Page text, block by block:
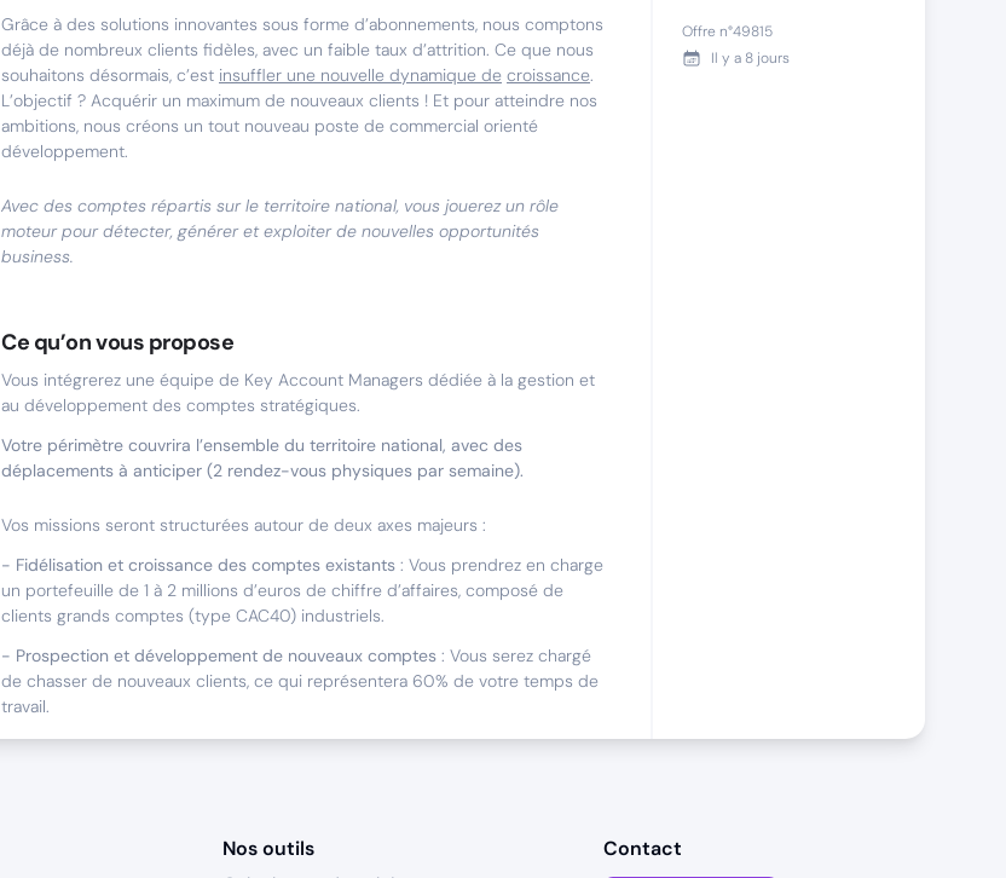
Grâce à des solutions innovantes sous forme d’abonnements, nous comptons
déjà de nombreux clients fidèles, avec un faible taux d’attrition. Ce que nous
souhaitons désormais, c’est insuffler une nouvelle dynamique de croissance.
L’objectif ? Acquérir un maximum de nouveaux clients ! Et pour atteindre nos
ambitions, nous créons un tout nouveau poste de commercial orienté
développement.
Avec des comptes répartis sur le territoire national, vous jouerez un rôle
moteur pour détecter, générer et exploiter de nouvelles opportunités
business.
Ce qu’on vous propose
Vous intégrerez une équipe de Key Account Managers dédiée à la gestion et
au développement des comptes stratégiques.
Votre périmètre couvrira l’ensemble du territoire national, avec des
déplacements à anticiper (2 rendez-vous physiques par semaine).
Vos missions seront structurées autour de deux axes majeurs :
- Fidélisation et croissance des comptes existants : Vous prendrez en charge
un portefeuille de 1 à 2 millions d’euros de chiffre d’affaires, composé de
clients grands comptes (type CAC40) industriels.
- Prospection et développement de nouveaux comptes : Vous serez chargé
de chasser de nouveaux clients, ce qui représentera 60% de votre temps de
travail.
Offre n°49815
Il y a 8 jours
Nos outils
Contact